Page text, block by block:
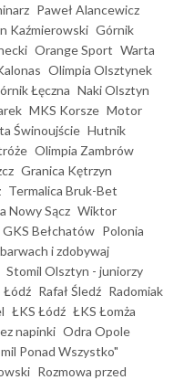
Paweł Alancewicz
Kaźmierowski Górnik
Orange Sport Warta
Olimpia Olsztynek
Łęczna Naki Olsztyn
MKS Korsze Motor
Świnoujście Hutnik
Olimpia Zambrów
Granica Kętrzyn
Termalica Bruk-Bet
Nowy Sącz Wiktor
GKS Bełchatów Polonia
i zdobywaj
Stomil Olsztyn - juniorzy
Łódź Rafał Śledź Radomiak
ŁKS Łódź ŁKS Łomża
napinki Odra Opole
Ponad Wszystko"
Rozmowa przed